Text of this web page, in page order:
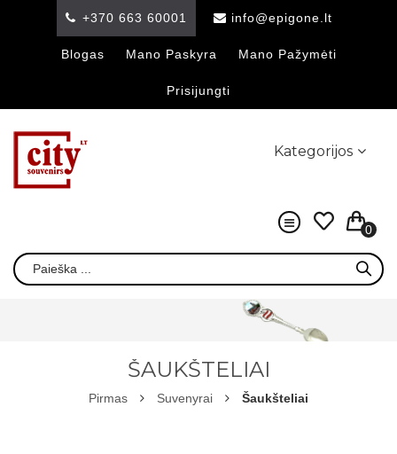
+370 663 60001 info@epigone.lt
Blogas Mano Paskyra Mano Pažymėti
Prisijungti
Kategorijos
0
ŠAUKŠTELIAI
Pirmas Suvenyrai Šaukšteliai